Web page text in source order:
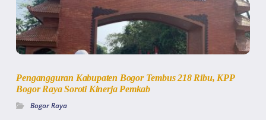
Pengangguran Kabupaten Bogor Tembus 218 Ribu, KPP
Bogor Raya Soroti Kinerja Pemkab
Bogor Raya